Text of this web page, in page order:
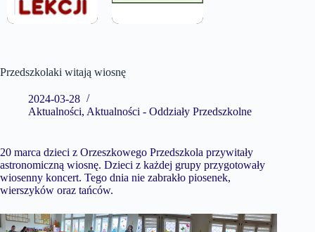
Przedszkolaki witają wiosnę
2024-03-28
Aktualności, Aktualności - Oddziały Przedszkolne
20 marca dzieci z Orzeszkowego Przedszkola przywitały
astronomiczną wiosnę. Dzieci z każdej grupy przygotowały
wiosenny koncert. Tego dnia nie zabrakło piosenek,
wierszyków oraz tańców.